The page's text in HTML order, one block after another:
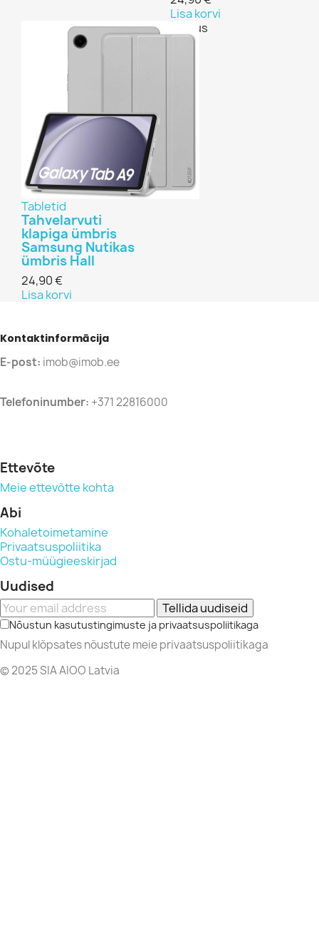
Lisa korvi
Tabletid
Tahvelarvuti
klapiga ümbris
Samsung Nutikas
ümbris Hall
24,90 €
Lisa korvi
Previous
Next
Kontaktinformācija
E-post: imob@imob.ee
Telefoninumber: +371 22816000
Ettevõte
Meie ettevõtte kohta
Abi
Kohaletoimetamine
Privaatsuspoliitika
Ostu-müügieeskirjad
Uudised
Tellida uudiseid
Nõustun kasutustingimuste ja privaatsuspoliitikaga
Nupul klõpsates nõustute meie privaatsuspoliitikaga
© 2025 SIA AIOO Latvia